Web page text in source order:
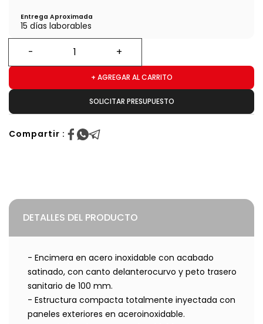
Entrega Aproximada
15 días laborables
+ AGREGAR AL CARRITO
SOLICITAR PRESUPUESTO
Compartir :
DETALLES DEL PRODUCTO
- Encimera en acero inoxidable con acabado
satinado, con canto delanterocurvo y peto trasero
sanitario de 100 mm.
- Estructura compacta totalmente inyectada con
paneles exteriores en aceroinoxidable.